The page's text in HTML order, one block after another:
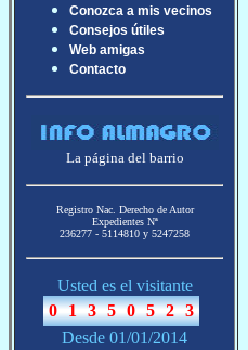
Conozca a mis vecinos
Consejos útiles
Web amigas
Contacto
La página del barrio
Registro Nac. Derecho de Autor
Expedientes Nª
236277 - 5114810 y 5247258
Usted es el visitante
Desde 01/01/2014